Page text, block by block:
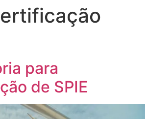
para
de SPIE